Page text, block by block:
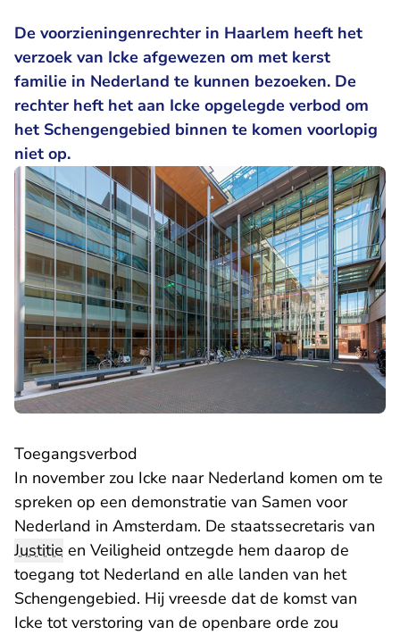
De voorzieningenrechter in Haarlem heeft het
verzoek van Icke afgewezen om met kerst
familie in Nederland te kunnen bezoeken. De
rechter heft het aan Icke opgelegde verbod om
het Schengengebied binnen te komen voorlopig
niet op.
Toegangsverbod
In november zou Icke naar Nederland komen om te
spreken op een demonstratie van Samen voor
Nederland in Amsterdam. De staatssecretaris van
Justitie en Veiligheid ontzegde hem daarop de
toegang tot Nederland en alle landen van het
Schengengebied. Hij vreesde dat de komst van
Icke tot verstoring van de openbare orde zou